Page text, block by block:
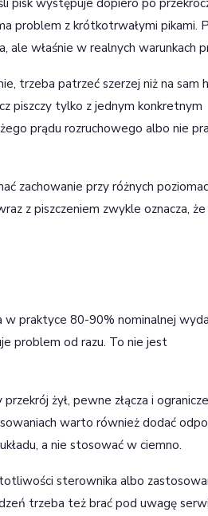
problem z krótkotrwałymi pikami.
właśnie w realnych warunkach
trzeba patrzeć szerzej niż na sam
piszczy tylko z jednym konkretnym
prądu rozruchowego albo nie
zachowanie przy różnych
z piszczeniem zwykle oznacza, że
w praktyce 80-90% nominalnej
problem od razu. To nie jest
żył, pewne złącza i
warto również dodać
a nie stosować w ciemno.
sterownika albo
trzeba też brać pod uwagę